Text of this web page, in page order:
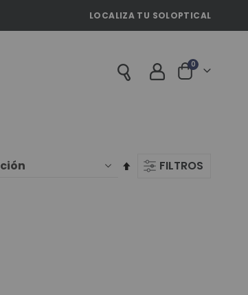
LOCALIZA TU SOLOPTICAL
Cart
0artículos
FILTROS
Fijar